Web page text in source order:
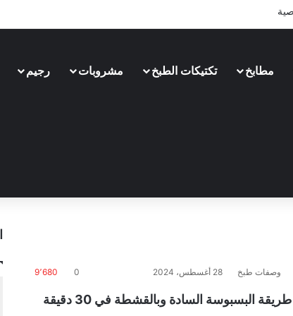
مطابخ تكتيكات الطبخ مشروبات رجيم
وصفات طبخ 28 أغسطس، 2024 0 9٬680
طريقة البسبوسة السادة وبالقشطة في 30 دقيقة